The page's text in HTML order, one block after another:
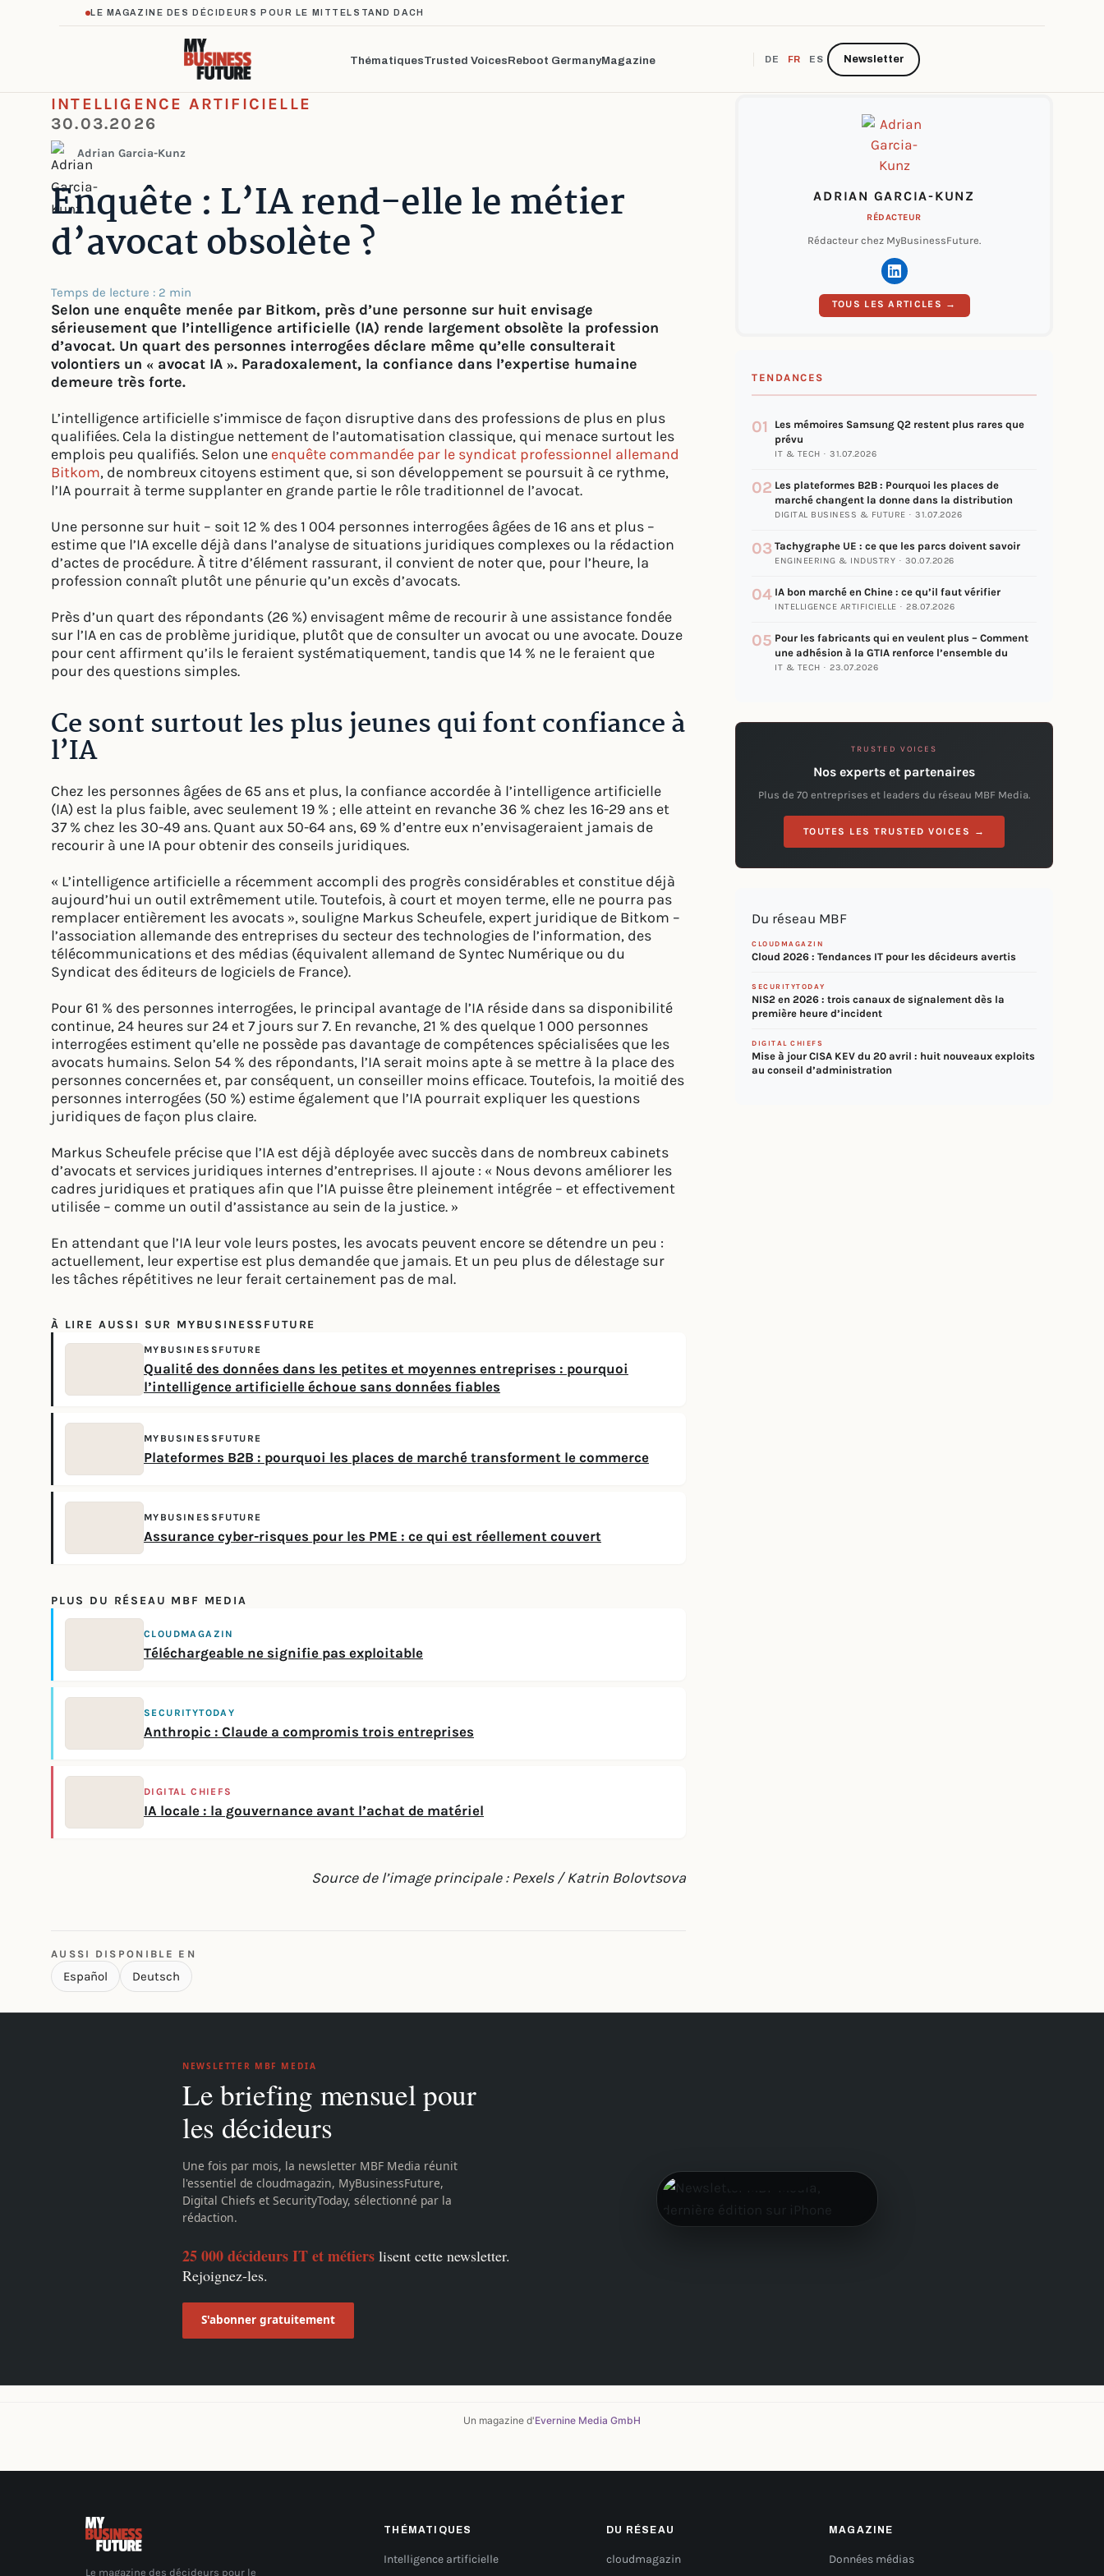
INTELLIGENCE ARTIFICIELLE
30.03.2026
Adrian Garcia-Kunz
Enquête : L’IA rend-elle le métier
d’avocat obsolète ?
Temps de lecture : 2 min
Selon une enquête menée par Bitkom, près d’une personne sur huit envisage
sérieusement que l’intelligence artificielle (IA) rende largement obsolète la profession
d’avocat. Un quart des personnes interrogées déclare même qu’elle consulterait
volontiers un « avocat IA ». Paradoxalement, la confiance dans l’expertise humaine
demeure très forte.
L’intelligence artificielle s’immisce de façon disruptive dans des professions de plus en plus
qualifiées. Cela la distingue nettement de l’automatisation classique, qui menace surtout les
emplois peu qualifiés. Selon une enquête commandée par le syndicat professionnel allemand
Bitkom, de nombreux citoyens estiment que, si son développement se poursuit à ce rythme,
l’IA pourrait à terme supplanter en grande partie le rôle traditionnel de l’avocat.
Une personne sur huit – soit 12 % des 1 004 personnes interrogées âgées de 16 ans et plus –
estime que l’IA excelle déjà dans l’analyse de situations juridiques complexes ou la rédaction
d’actes de procédure. À titre d’élément rassurant, il convient de noter que, pour l’heure, la
profession connaît plutôt une pénurie qu’un excès d’avocats.
Près d’un quart des répondants (26 %) envisagent même de recourir à une assistance fondée
sur l’IA en cas de problème juridique, plutôt que de consulter un avocat ou une avocate. Douze
pour cent affirment qu’ils le feraient systématiquement, tandis que 14 % ne le feraient que
pour des questions simples.
Ce sont surtout les plus jeunes qui font confiance à
l’IA
Chez les personnes âgées de 65 ans et plus, la confiance accordée à l’intelligence artificielle
(IA) est la plus faible, avec seulement 19 % ; elle atteint en revanche 36 % chez les 16-29 ans et
37 % chez les 30-49 ans. Quant aux 50-64 ans, 69 % d’entre eux n’envisageraient jamais de
recourir à une IA pour obtenir des conseils juridiques.
« L’intelligence artificielle a récemment accompli des progrès considérables et constitue déjà
aujourd’hui un outil extrêmement utile. Toutefois, à court et moyen terme, elle ne pourra pas
remplacer entièrement les avocats », souligne Markus Scheufele, expert juridique de Bitkom –
l’association allemande des entreprises du secteur des technologies de l’information, des
télécommunications et des médias (équivalent allemand de Syntec Numérique ou du
Syndicat des éditeurs de logiciels de France).
Pour 61 % des personnes interrogées, le principal avantage de l’IA réside dans sa disponibilité
continue, 24 heures sur 24 et 7 jours sur 7. En revanche, 21 % des quelque 1 000 personnes
interrogées estiment qu’elle ne possède pas davantage de compétences spécialisées que les
avocats humains. Selon 54 % des répondants, l’IA serait moins apte à se mettre à la place des
personnes concernées et, par conséquent, un conseiller moins efficace. Toutefois, la moitié des
personnes interrogées (50 %) estime également que l’IA pourrait expliquer les questions
juridiques de façon plus claire.
Markus Scheufele précise que l’IA est déjà déployée avec succès dans de nombreux cabinets
d’avocats et services juridiques internes d’entreprises. Il ajoute : « Nous devons améliorer les
cadres juridiques et pratiques afin que l’IA puisse être pleinement intégrée – et effectivement
utilisée – comme un outil d’assistance au sein de la justice. »
En attendant que l’IA leur vole leurs postes, les avocats peuvent encore se détendre un peu :
actuellement, leur expertise est plus demandée que jamais. Et un peu plus de délestage sur
les tâches répétitives ne leur ferait certainement pas de mal.
À LIRE AUSSI SUR MYBUSINESSFUTURE
MYBUSINESSFUTURE
Qualité des données dans les petites et moyennes entreprises : pourquoi
l’intelligence artificielle échoue sans données fiables
MYBUSINESSFUTURE
Plateformes B2B : pourquoi les places de marché transforment le commerce
MYBUSINESSFUTURE
Assurance cyber-risques pour les PME : ce qui est réellement couvert
PLUS DU RÉSEAU MBF MEDIA
CLOUDMAGAZIN
Téléchargeable ne signifie pas exploitable
SECURITYTODAY
Anthropic : Claude a compromis trois entreprises
DIGITAL CHIEFS
IA locale : la gouvernance avant l’achat de matériel
Source de l’image principale : Pexels / Katrin Bolovtsova
AUSSI DISPONIBLE EN
Español Deutsch
ADRIAN GARCIA-KUNZ
RÉDACTEUR
Rédacteur chez MyBusinessFuture.
TOUS LES ARTICLES →
TENDANCES
01
Les mémoires Samsung Q2 restent plus rares que
prévu
IT & TECH · 31.07.2026
02 Les plateformes B2B : Pourquoi les places de
marché changent la donne dans la distribution
DIGITAL BUSINESS & FUTURE · 31.07.2026
03 Tachygraphe UE : ce que les parcs doivent savoir
ENGINEERING & INDUSTRY · 30.07.2026
04 IA bon marché en Chine : ce qu’il faut vérifier
INTELLIGENCE ARTIFICIELLE · 28.07.2026
05 Pour les fabricants qui en veulent plus – Comment
une adhésion à la GTIA renforce l’ensemble du
IT & TECH · 23.07.2026
TRUSTED VOICES
Nos experts et partenaires
Plus de 70 entreprises et leaders du réseau MBF Media.
TOUTES LES TRUSTED VOICES →
Du réseau MBF
CLOUDMAGAZIN
Cloud 2026 : Tendances IT pour les décideurs avertis
SECURITYTODAY
NIS2 en 2026 : trois canaux de signalement dès la
première heure d’incident
DIGITAL CHIEFS
Mise à jour CISA KEV du 20 avril : huit nouveaux exploits
au conseil d’administration
NEWSLETTER MBF MEDIA
Le briefing mensuel pour
les décideurs
Une fois par mois, la newsletter MBF Media réunit
l'essentiel de cloudmagazin, MyBusinessFuture,
Digital Chiefs et SecurityToday, sélectionné par la
rédaction.
25 000 décideurs IT et métiers lisent cette newsletter.
Rejoignez-les.
S'abonner gratuitement
Un magazine d'Evernine Media GmbH
LE MAGAZINE DES DÉCIDEURS POUR LE MITTELSTAND DACH
ThématiquesTrusted VoicesReboot GermanyMagazine DE FR ES Newsletter
Le magazine des décideurs pour le
THÉMATIQUES
Intelligence artificielle
DU RÉSEAU
cloudmagazin
MAGAZINE
Données médias